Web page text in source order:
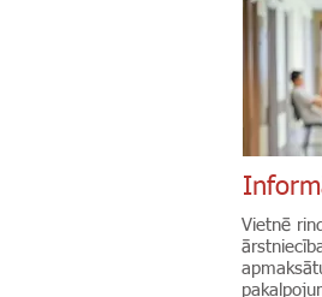
Vietnē